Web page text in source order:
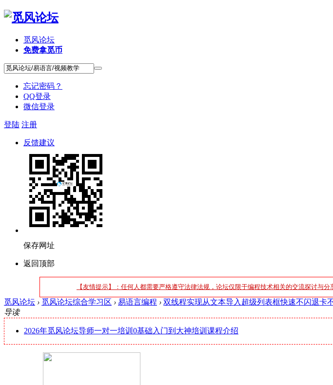
觅风论坛
免费拿觅币
忘记密码？
QQ登录
微信登录
登陆 注册
反馈建议
保存网址
返回顶部
【友情提示】：任何人都需要严格遵守法律法规，论坛仅限于编程技术相关的交流探讨
觅风论坛 › 觅风论坛综合学习区 › 易语言编程 › 双线程实现从文本导入超级列表框快速不闪退卡
导读
2026年觅风论坛导师一对一培训0基础入门到大神培训课程介绍